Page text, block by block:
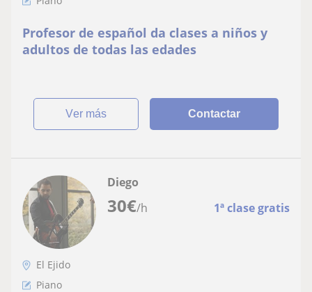
Profesor de español da clases a niños y
adultos de todas las edades
ver más Contactar
30€/h 1ª clase gratis
Diego
El Ejido
Piano